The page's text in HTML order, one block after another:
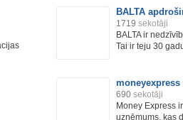
BALTA
1719 sekotāji
BALTA ir
Tai ir teju 30
moneyexpress
690 sekotāji
Money Express
uzņēmums, kas